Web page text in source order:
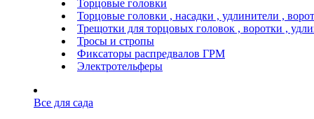
Торцовые головки
Торцовые головки , насадки , удлинители ,
Трещотки для торцовых головок , воротки ,
Тросы и стропы
Фиксаторы распредвалов ГРМ
Электротельферы
Все для сада